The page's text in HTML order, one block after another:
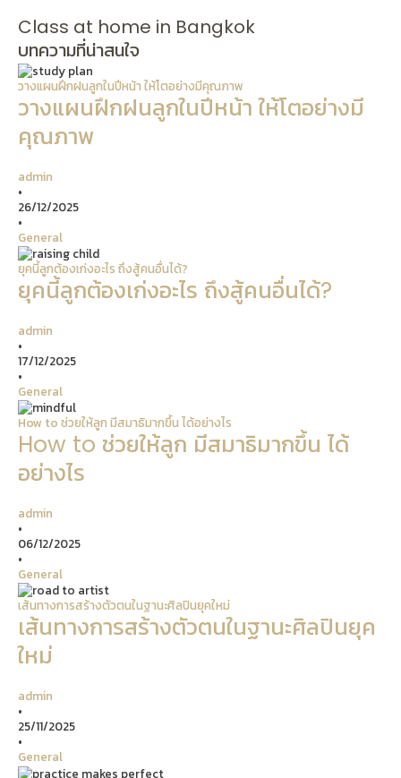
Class at home in Bangkok
บทความที่น่าสนใจ
วางแผนฝึกฝนลูกในปีหน้า ให้โตอย่างมีคุณภาพ
วางแผนฝึกฝนลูกในปีหน้า ให้โตอย่างมี
คุณภาพ
admin
•
26/12/2025
•
General
ยุคนี้ลูกต้องเก่งอะไร ถึงสู้คนอื่นได้?
ยุคนี้ลูกต้องเก่งอะไร ถึงสู้คนอื่นได้?
admin
•
17/12/2025
•
General
How to ช่วยให้ลูก มีสมาธิมากขึ้น ได้อย่างไร
How to ช่วยให้ลูก มีสมาธิมากขึ้น ได้
อย่างไร
admin
•
06/12/2025
•
General
เส้นทางการสร้างตัวตนในฐานะศิลปินยุคใหม่
เส้นทางการสร้างตัวตนในฐานะศิลปินยุค
ใหม่
admin
•
25/11/2025
•
General